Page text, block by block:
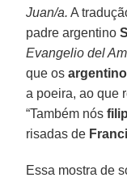
Juan/a. A
padre argentino
Evangelio del
que os
a poeira, ao que
“Também nós
risadas de
Essa mostra de